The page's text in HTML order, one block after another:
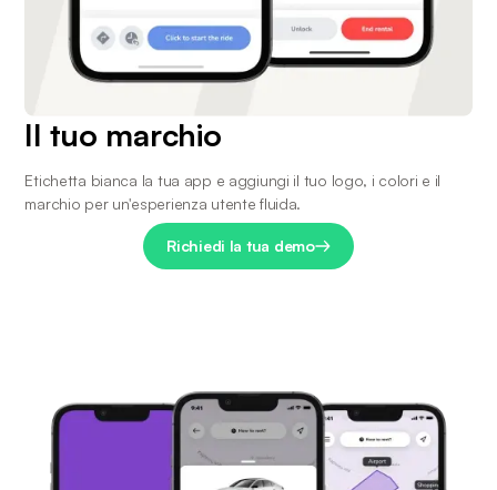
Il tuo marchio
Etichetta bianca la tua app e aggiungi il tuo logo, i colori e il
marchio per un'esperienza utente fluida.
Richiedi la tua demo